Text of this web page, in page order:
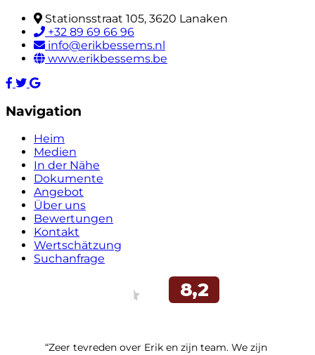
Stationsstraat 105, 3620 Lanaken
+32 89 69 66 96
info@erikbessems.nl
www.erikbessems.be
Navigation
Heim
Medien
In der Nähe
Dokumente
Angebot
Über uns
Bewertungen
Kontakt
Wertschätzung
Suchanfrage
“Zeer tevreden over Erik en zijn team. We zijn